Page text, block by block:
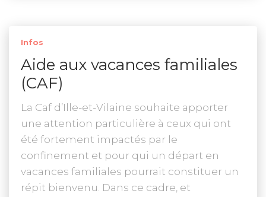
Infos
Aide aux vacances familiales
(CAF)
La Caf d’Ille-et-Vilaine souhaite apporter
une attention particulière à ceux qui ont
été fortement impactés par le
confinement et pour qui un départ en
vacances familiales pourrait constituer un
répit bienvenu. Dans ce cadre, et